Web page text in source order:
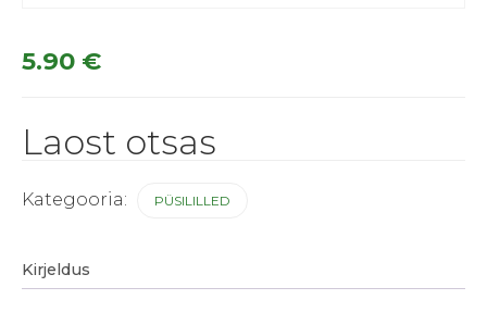
5.90 €
Laost otsas
Kategooria: PÜSILILLED
Kirjeldus